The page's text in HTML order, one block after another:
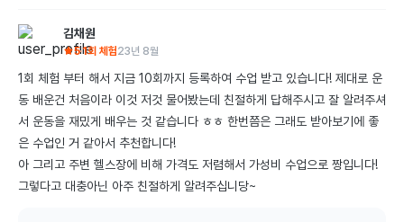
김채원
5 1회 체험23년 8월
1회 체험 부터 해서 지금 10회까지 등록하여 수업 받고 있습니다! 제대로 운
동 배운건 처음이라 이것 저것 물어봤는데 친절하게 답해주시고 잘 알려주셔
서 운동을 재밌게 배우는 것 같습니다 ㅎㅎ 한번쯤은 그래도 받아보기에 좋
은 수업인 거 같아서 추천합니다!
아 그리고 주변 헬스장에 비해 가격도 저렴해서 가성비 수업으로 짱입니다!
그렇다고 대충아닌 아주 친절하게 알려주십니당~